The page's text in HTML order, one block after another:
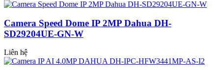
Camera Speed Dome IP 2MP Dahua DH-
SD29204UE-GN-W
Liên hệ